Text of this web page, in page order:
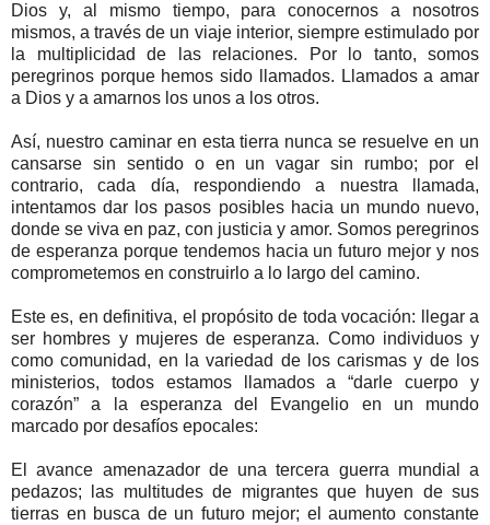
Dios y, al mismo tiempo, para conocernos a nosotros
mismos, a través de un viaje interior, siempre estimulado por
la multiplicidad de las relaciones. Por lo tanto, somos
peregrinos porque hemos sido llamados. Llamados a amar
a Dios y a amarnos los unos a los otros.
Así, nuestro caminar en esta tierra nunca se resuelve en un
cansarse sin sentido o en un vagar sin rumbo; por el
contrario, cada día, respondiendo a nuestra llamada,
intentamos dar los pasos posibles hacia un mundo nuevo,
donde se viva en paz, con justicia y amor. Somos peregrinos
de esperanza porque tendemos hacia un futuro mejor y nos
comprometemos en construirlo a lo largo del camino.
Este es, en definitiva, el propósito de toda vocación: llegar a
ser hombres y mujeres de esperanza. Como individuos y
como comunidad, en la variedad de los carismas y de los
ministerios, todos estamos llamados a “darle cuerpo y
corazón” a la esperanza del Evangelio en un mundo
marcado por desafíos epocales:
El avance amenazador de una tercera guerra mundial a
pedazos; las multitudes de migrantes que huyen de sus
tierras en busca de un futuro mejor; el aumento constante